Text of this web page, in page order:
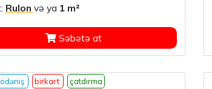
Rulon və ya 1 m²
Səbətə at
birkart çatdırma